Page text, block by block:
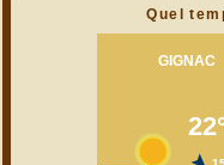
Quel